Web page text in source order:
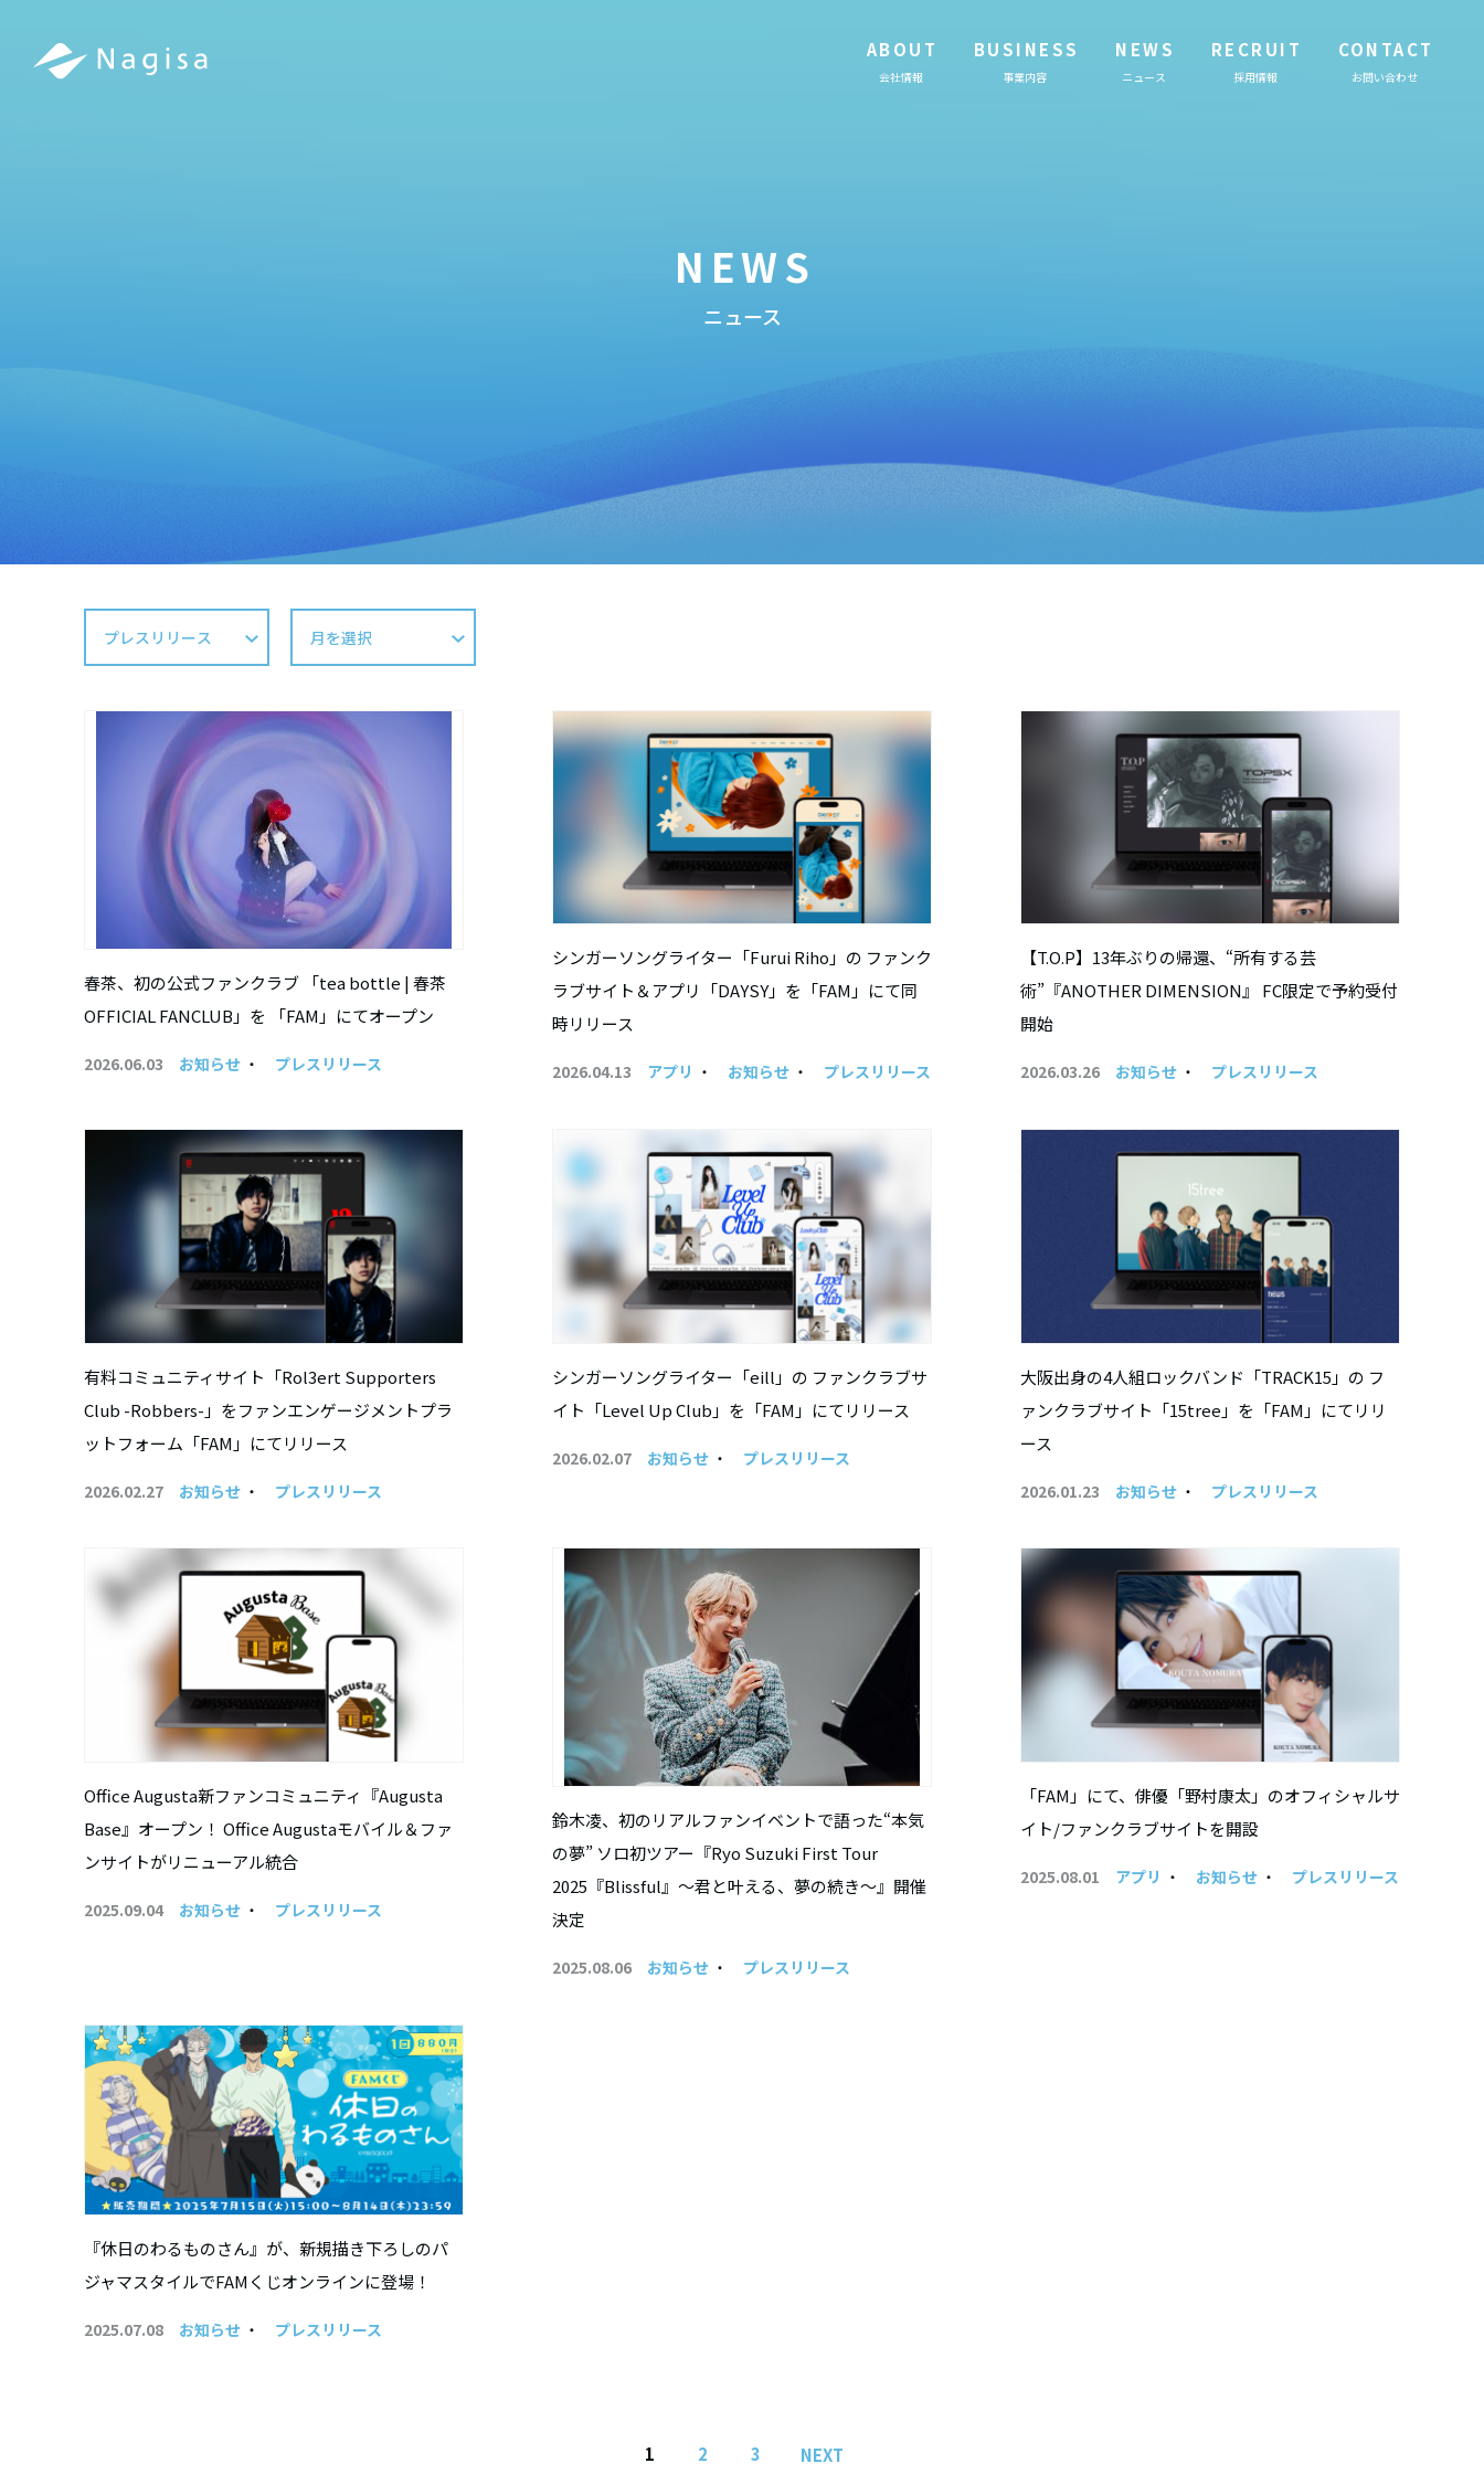
ABOUT
会社情報
BUSINESS
事業内容
NEWS
ニュース
RECRUIT
採用情報
CONTACT
お問い合わせ
NEWS
ニュース
春茶、初の公式ファンクラブ 「tea bottle | 春茶
OFFICIAL FANCLUB」を 「FAM」にてオープン
2026.06.03 お知らせ ・ プレスリリース
シンガーソングライター「Furui Riho」の ファンク
ラブサイト＆アプリ「DAYSY」を「FAM」にて同
時リリース
2026.04.13 アプリ ・ お知らせ ・ プレスリリース
【T.O.P】13年ぶりの帰還、“所有する芸
術”『ANOTHER DIMENSION』 FC限定で予約受付
開始
2026.03.26 お知らせ ・ プレスリリース
有料コミュニティサイト「Rol3ert Supporters
Club -Robbers-」をファンエンゲージメントプラ
ットフォーム「FAM」にてリリース
2026.02.27 お知らせ ・ プレスリリース
シンガーソングライター「eill」の ファンクラブサ
イト「Level Up Club」を「FAM」にてリリース
2026.02.07 お知らせ ・ プレスリリース
大阪出身の4⼈組ロックバンド「TRACK15」の フ
ァンクラブサイト「15tree」を「FAM」にてリリ
ース
2026.01.23 お知らせ ・ プレスリリース
Office Augusta新ファンコミュニティ『Augusta
Base』オープン！ Office Augustaモバイル＆ファ
ンサイトがリニューアル統合
2025.09.04 お知らせ ・ プレスリリース
鈴木凌、初のリアルファンイベントで語った“本気
の夢” ソロ初ツアー『Ryo Suzuki First Tour
2025『Blissful』〜君と叶える、夢の続き〜』開催
決定
2025.08.06 お知らせ ・ プレスリリース
「FAM」にて、俳優「野村康太」のオフィシャルサ
イト/ファンクラブサイトを開設
2025.08.01 アプリ ・ お知らせ ・ プレスリリース
『休日のわるものさん』が、新規描き下ろしのパ
ジャマスタイルでFAMくじオンラインに登場！
2025.07.08 お知らせ ・ プレスリリース
1 2 3 NEXT